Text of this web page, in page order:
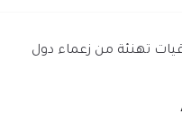
تهنئة من زعماء دول